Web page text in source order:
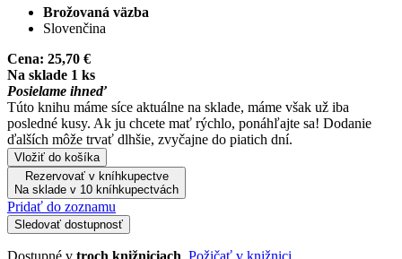
Brožovaná väzba
Slovenčina
Cena: 25,70 €
Na sklade 1 ks
Posielame ihneď
Túto knihu máme síce aktuálne na sklade, máme však už iba
posledné kusy. Ak ju chcete mať rýchlo, ponáhľajte sa! Dodanie
ďalších môže trvať dlhšie, zvyčajne do piatich dní.
Vložiť do košíka
Rezervovať v kníhkupectve
Na sklade v 10 kníhkupectvách
Pridať do zoznamu
Sledovať dostupnosť
Dostupné v troch knižniciach. Požičať v knižnici